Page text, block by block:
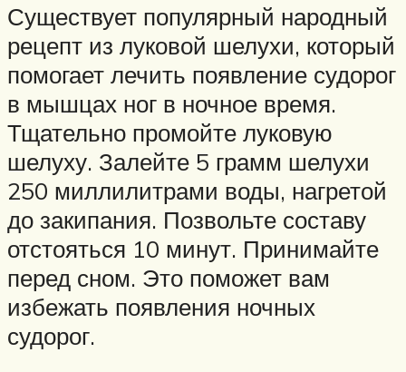
Существует популярный народный
рецепт из луковой шелухи, который
помогает лечить появление судорог
в мышцах ног в ночное время.
Тщательно промойте луковую
шелуху. Залейте 5 грамм шелухи
250 миллилитрами воды, нагретой
до закипания. Позвольте составу
отстояться 10 минут. Принимайте
перед сном. Это поможет вам
избежать появления ночных
судорог.